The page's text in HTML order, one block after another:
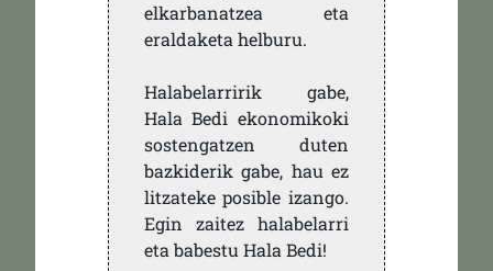
elkarbanatzea eta
eraldaketa helburu.
Halabelarririk gabe,
Hala Bedi ekonomikoki
sostengatzen duten
bazkiderik gabe, hau ez
litzateke posible izango.
Egin zaitez halabelarri
eta babestu Hala Bedi!